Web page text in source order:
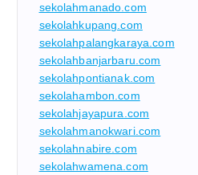
sekolahmanado.com
sekolahkupang.com
sekolahpalangkaraya.com
sekolahbanjarbaru.com
sekolahpontianak.com
sekolahambon.com
sekolahjayapura.com
sekolahmanokwari.com
sekolahnabire.com
sekolahwamena.com